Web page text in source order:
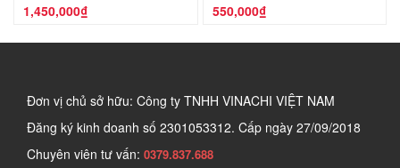
1,450,000₫
550,000₫
Đơn vị chủ sở hữu: Công ty TNHH VINACHI VIỆT NAM
Đăng ký kinh doanh số 2301053312. Cấp ngày 27/09/2018
Chuyên viên tư vấn: 0379.837.688